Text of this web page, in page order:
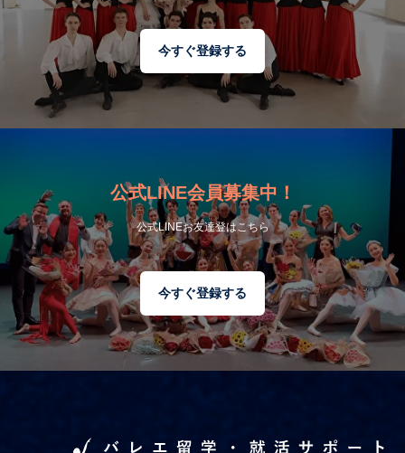
今すぐ登録する
公式LINE会員募集中！
公式LINEお友達登はこちら
今すぐ登録する